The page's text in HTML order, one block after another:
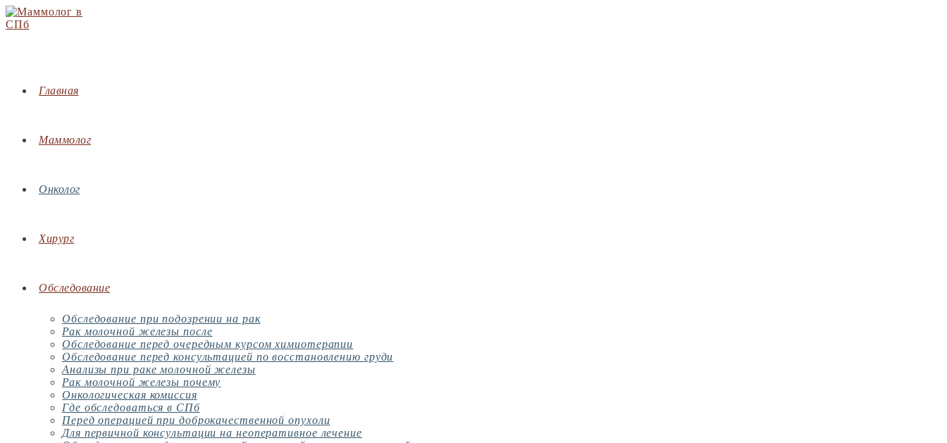
Перейти
к
Главная
Маммолог
Онколог
Хирург
Обследование
Обследование при подозрении на рак
Рак молочной железы после
Обследование перед очередным курсом химиотерапии
Обследование перед консультацией по восстановлению груди
Анализы при раке молочной железы
Рак молочной железы почему
Онкологическая комиссия
Где обследоваться в СПб
Перед операцией при доброкачественной опухоли
Для первичной консультации на неоперативное лечение